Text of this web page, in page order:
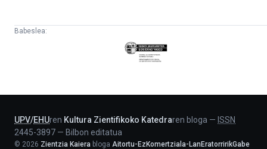
Babeslea:
Eusko
Jaurlaritza
UPV/EHUren Kultura Zientifikoko Katedraren bloga — ISSN
2445-3897 — Bilbon editatua
© 2026 Zientzia Kaiera bloga Aitortu-EzKomertziala-LanEratorririkGabe